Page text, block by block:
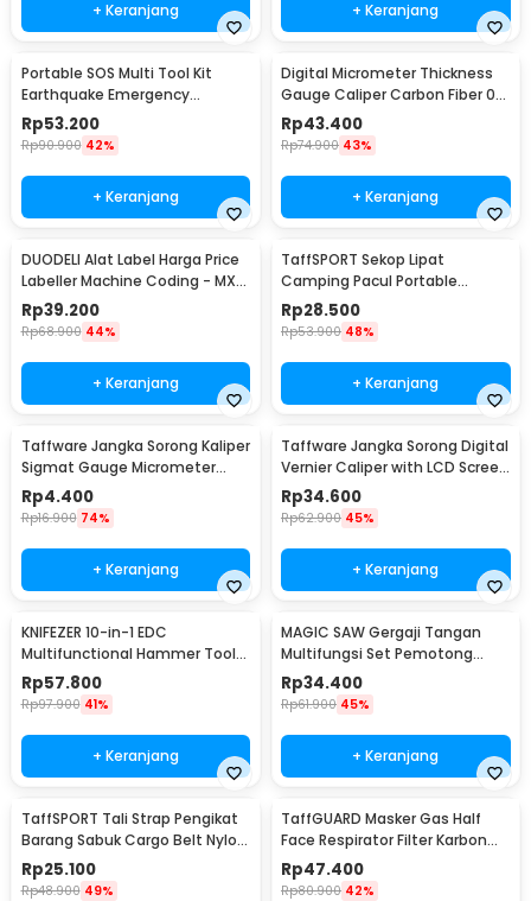
+ Keranjang + Keranjang
Portable SOS Multi Tool Kit
Earthquake Emergency
Outdoor Survival - JT21
Rp53.200
Rp90.900 42%
+ Keranjang
Digital Micrometer Thickness
Gauge Caliper Carbon Fiber 0-
12.7mm - TDT25
Rp43.400
Rp74.900 43%
+ Keranjang
DUODELI Alat Label Harga Price
Labeller Machine Coding - MX-
5500
Rp39.200
Rp68.900 44%
+ Keranjang
TaffSPORT Sekop Lipat
Camping Pacul Portable
Tactical Survival 40cm - 101
Rp28.500
Rp53.900 48%
+ Keranjang
Taffware Jangka Sorong Kaliper
Sigmat Gauge Micrometer
150mm - QST-600
Rp4.400
Rp16.900 74%
+ Keranjang
Taffware Jangka Sorong Digital
Vernier Caliper with LCD Screen
150mm - JIGO-150
Rp34.600
Rp62.900 45%
+ Keranjang
KNIFEZER 10-in-1 EDC
Multifunctional Hammer Tool
for Camping Survival - WL-
9003
Rp57.800
Rp97.900 41%
+ Keranjang
MAGIC SAW Gergaji Tangan
Multifungsi Set Pemotong
Kayu Besi
Rp34.400
Rp61.900 45%
+ Keranjang
TaffSPORT Tali Strap Pengikat
Barang Sabuk Cargo Belt Nylon
5M - XR2
Rp25.100
Rp48.900 49%
TaffGUARD Masker Gas Half
Face Respirator Filter Karbon
Aktif KN95 - 6200
Rp47.400
Rp80.900 42%